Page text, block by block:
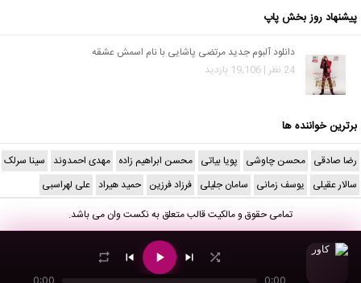
0:00
0:00
پیشنهاد روز بخش پاپ
دانلود آلبوم جدید مرتضی پاشایی با نام اسمش عشقه
24 نظر | 19,106 بازدید
برترین خواننده ها
رضا صادقی محسن چاوشی پویا بیاتی محسن ابراهیم زاده مهدی احمدوند سینا سرلک
سالار عقیلی یوسف زمانی سامان جلیلی فرزاد فرزین حمید هیراد علی لهراسبی
تمامی حقوق و مالکیت قالب متعلق بهنکست وانمی باشد.